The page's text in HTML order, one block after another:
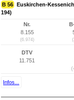
B 56 Euskirchen-
194)
Nr.
8.155
(6.974)
DTV
11.751
Infos...